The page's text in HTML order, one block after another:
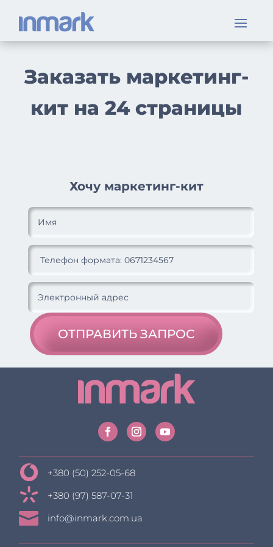
Заказать маркетинг-
кит на 24 страницы
Хочу маркетинг-кит
ОТПРАВИТЬ ЗАПРОС
+380 (50) 252-05-68
+380 (97) 587-07-31
 info@inmark.com.ua